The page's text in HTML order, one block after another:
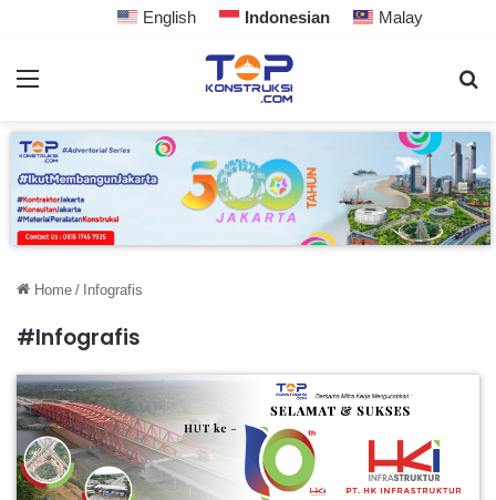
English Indonesian Malay
Home / Infografis
#Infografis